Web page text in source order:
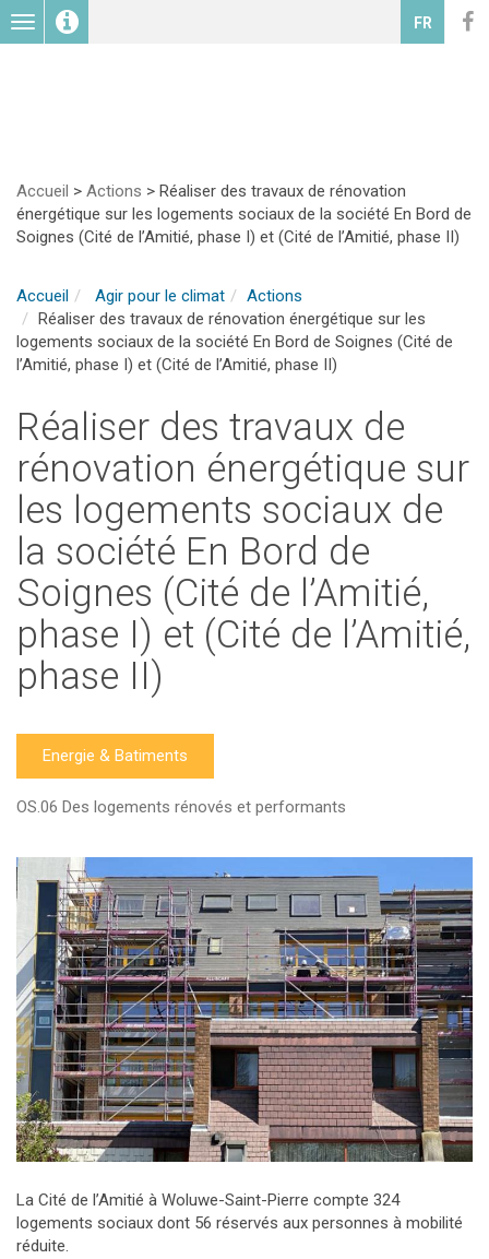
Toggle
navigation
FR
Accueil > Actions > Réaliser des travaux de rénovation
énergétique sur les logements sociaux de la société En Bord de
Soignes (Cité de l’Amitié, phase I) et (Cité de l’Amitié, phase II)
Accueil Agir pour le climat
Actions
Réaliser des travaux de rénovation énergétique sur les
logements sociaux de la société En Bord de Soignes (Cité de
l’Amitié, phase I) et (Cité de l’Amitié, phase II)
Réaliser des travaux de
rénovation énergétique sur
les logements sociaux de
la société En Bord de
Soignes (Cité de l’Amitié,
phase I) et (Cité de l’Amitié,
phase II)
Energie & Batiments
OS.06 Des logements rénovés et performants
La Cité de l’Amitié à Woluwe-Saint-Pierre compte 324
logements sociaux dont 56 réservés aux personnes à mobilité
réduite.